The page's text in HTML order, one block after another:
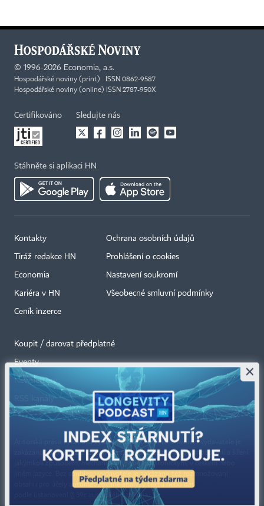
© 1996-2026 Economia, a.s.
Hospodářské noviny (print) ISSN 0862-9587
Hospodářské noviny (online) ISSN 2787-950X
Certifikováno Sledujte nás
Stáhněte si aplikaci HN
Kontakty
Tiráž redakce HN
Economia
Kariéra v HN
Ceník inzerce
Ochrana osobních údajů
Prohlášení o cookies
Nastavení soukromí
Všeobecné smluvní podmínky
Koupit / darovat předplatné
Eventy
Newslettery
RSS kanály
Autorská práva vykonává vydavatel. Bez písemného svolení vydavatele je
zakázáno jakékoli užití částí nebo celku díla, zejména rozmnožování a šíření
jakýmkoli způsobem, mechanickým nebo elektronickým, v českém nebo
jiném jazyce. Bez souhlasu vydavatele je zakázáno též rozmnožování
obsahu pro účely automatizované analýzy textů nebo dat
podle ustanovení § 39c autorského zákona.
×